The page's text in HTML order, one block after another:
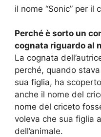
il nome “Sonic” per il
Perché è sorto un
cognata riguardo al
La cognata
perché, quando
sua figlia, ha
anche il nome del
nome del criceto
voleva che sua figlia
dell’animale.